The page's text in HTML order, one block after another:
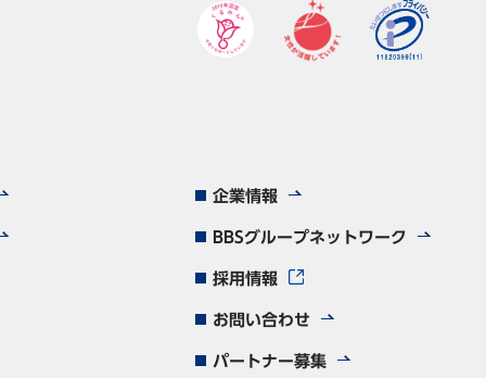
企業情報
BBSグループネットワーク
採用情報
お問い合わせ
パートナー募集